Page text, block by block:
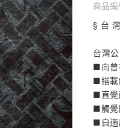
商品編
§ 台
台灣
■向曾
■搭載
■直覺
■觸覺
■自適